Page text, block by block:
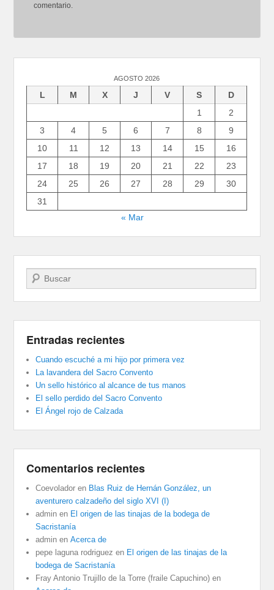
comentario.
AGOSTO 2026
L M X J V S
D
1
2
3
4 5 6 7 8
9
10
11 12 13 14 15
16
17
18 19 20 21 22
23
24
25 26 27 28 29
30
31
« Mar
Buscar
Entradas recientes
Cuando escuché a mi hijo por primera vez
La lavandera del Sacro Convento
Un sello histórico al alcance de tus manos
El sello perdido del Sacro Convento
El Ángel rojo de Calzada
Comentarios recientes
Coevolador en Blas Ruiz de Hernán González, un
aventurero calzadeño del siglo XVI (I)
admin en El origen de las tinajas de la bodega de
Sacristanía
admin enAcerca de
pepe laguna rodriguez en El origen de las tinajas de la
bodega de Sacristanía
Fray Antonio Trujillo de la Torre (fraile Capuchino) en